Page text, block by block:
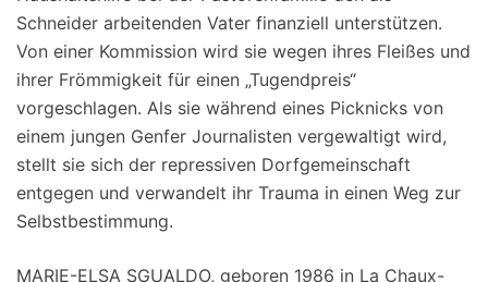
Schneider arbeitenden Vater finanziell unterstützen.
Von einer Kommission wird sie wegen ihres Fleißes und
ihrer Frömmigkeit für einen „Tugendpreis“
vorgeschlagen. Als sie während eines Picknicks von
einem jungen Genfer Journalisten vergewaltigt wird,
stellt sie sich der repressiven Dorfgemeinschaft
entgegen und verwandelt ihr Trauma in einen Weg zur
Selbstbestimmung.
MARIE-ELSA SGUALDO, geboren 1986 in La Chaux-